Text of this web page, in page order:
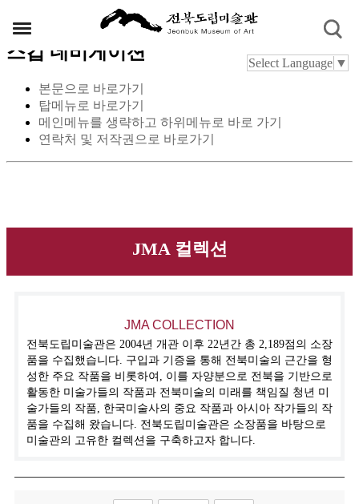
스킵 네비게이션
본문으로 바로가기
탑메뉴로 바로가기
메인메뉴를 생략하고 하위메뉴로 바로 가기
연락처 및 저작권으로 바로가기
Select Language ▼
JMA 컬렉션
JMA COLLECTION
전북도립미술관은 2004년 개관 이후 22년간 총 2,189점의 소장
품을 수집했습니다. 구입과 기증을 통해 전북미술의 근간을 형
성한 주요 작품을 비롯하여, 이를 자양분으로 전북을 기반으로
활동한 미술가들의 작품과 전북미술의 미래를 책임질 청년 미
술가들의 작품, 한국미술사의 중요 작품과 아시아 작가들의 작
품을 수집해 왔습니다. 전북도립미술관은 소장품을 바탕으로
미술관의 고유한 컬렉션을 구축하고자 합니다.